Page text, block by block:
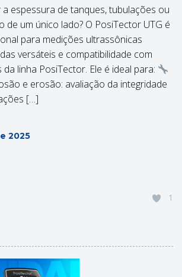
a espessura de tanques, tubulações ou
de um único lado? O PosiTector UTG é
para medições ultrassônicas
versáteis e compatibilidade com
linha PosiTector. Ele é ideal para:
e erosão: avaliação da integridade
[…]
2025
1